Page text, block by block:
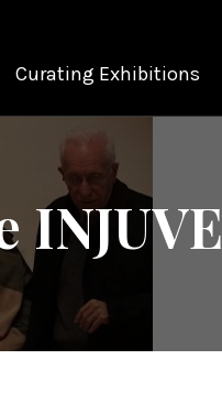
Curating Exhibitions
INJUVE